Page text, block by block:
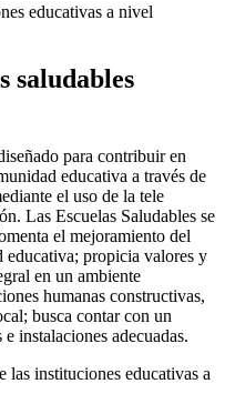
educativas a nivel
saludables
para contribuir en
educativa a través de
el uso de la tele
Las Escuelas Saludables se
el mejoramiento del
educativa; propicia valores y
en un ambiente
humanas constructivas,
busca contar con un
instalaciones adecuadas.
las instituciones educativas a